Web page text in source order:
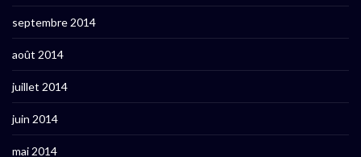
septembre 2014
août 2014
juillet 2014
juin 2014
mai 2014